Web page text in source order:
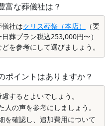
富な葬儀社は？
社はクリス葬祭（本店）
（要
日葬プラン税込253,000円〜）
を参考にして選びましょう。
ポイントはありますか？
するとよいでしょう。
人の声を参考にしましょう。
を確認し、追加費用について